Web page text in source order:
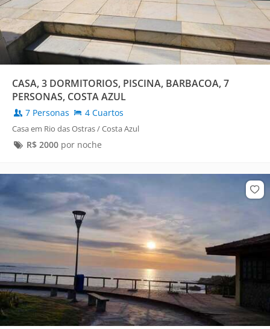
CASA, 3 DORMITORIOS, PISCINA, BARBACOA, 7
PERSONAS, COSTA AZUL
7 Personas 4 Cuartos
Casa em Rio das Ostras / Costa Azul
R$ 2000por noche